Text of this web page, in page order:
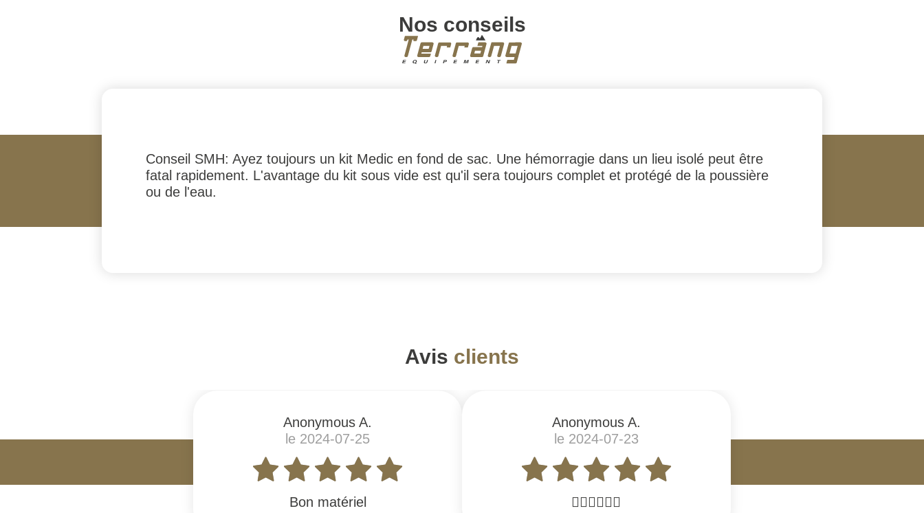
Nos conseils
Conseil SMH: Ayez toujours un kit Medic en fond de sac. Une hémorragie dans un lieu isolé peut être
fatal rapidement. L'avantage du kit sous vide est qu'il sera toujours complet et protégé de la poussière
ou de l'eau.
Avis clients
Anonymous A.
le 2024-07-25
Bon matériel
Anonymous A.
le 2024-07-23
👌🏼👌🏼👌🏼